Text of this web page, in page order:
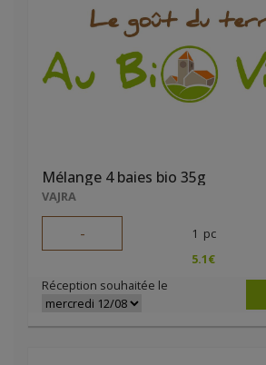
Mélange 4 baies bio 35g
VAJRA
- 1 pc
5.1€
Réception souhaitée le